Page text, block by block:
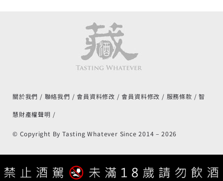
關於我們 聯絡我們 會員資料修改 會員資料修改 服務條款 智
慧財產權聲明
© Copyright By Tasting Whatever Since 2014 – 2026